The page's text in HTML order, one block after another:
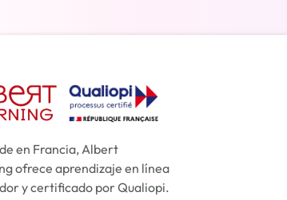
en Francia, Albert
ofrece aprendizaje en línea
y certificado por Qualiopi.